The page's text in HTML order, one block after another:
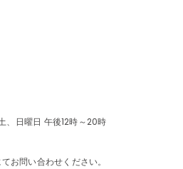
、日曜日 午後12時～20時
お問い合わせください。